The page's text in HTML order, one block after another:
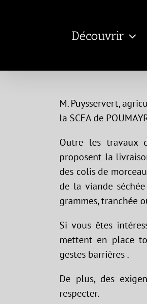
Découvrir
M. Puysservert,
la SCEA de
Outre les travaux
proposent la
des colis de
de la viande
grammes, tranchée
Si vous êtes
mettent en place
gestes barrières .
De plus, des
respecter.